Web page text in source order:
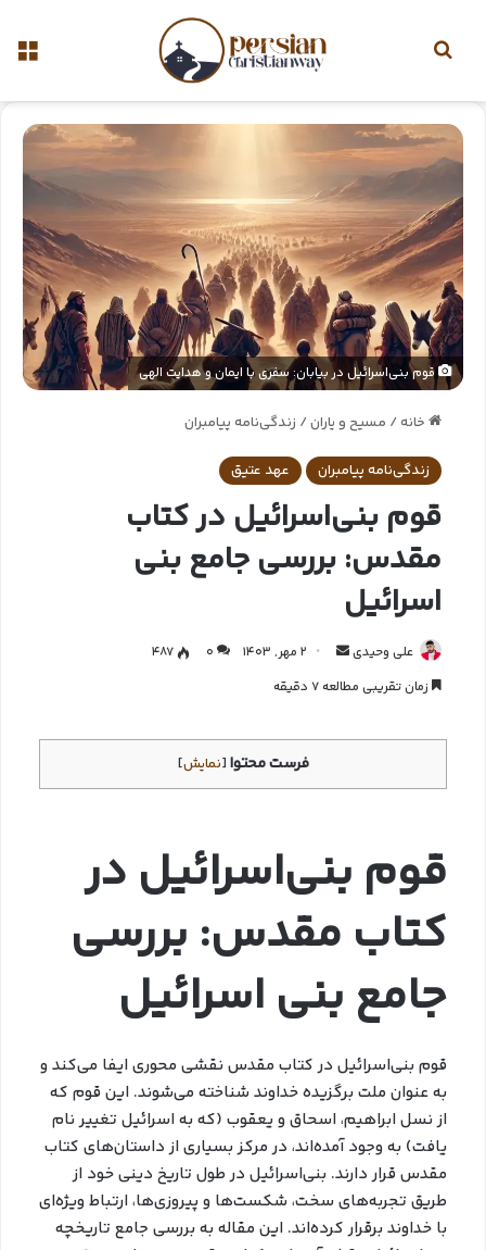
قوم بنی‌اسرائیل در بیابان: سفری با ایمان و هدایت الهی
خانه/ مسیح و یاران/ زندگی‌نامه پیامبران
زندگی‌نامه پیامبران عهد عتیق
قوم بنی‌اسرائیل در کتاب
مقدس: بررسی جامع بنی‌
اسرائیل
علی وحیدی 2 مهر, 1403 0
487
زمان تقریبی مطالعه 7 دقیقه
فرست محتوا [نمایش]
قوم بنی‌اسرائیل در
کتاب مقدس: بررسی
جامع بنی‌ اسرائیل
قوم بنی‌اسرائیل در کتاب مقدس نقشی محوری ایفا می‌کند و
به عنوان ملت برگزیده خداوند شناخته می‌شوند. این قوم که
از نسل ابراهیم، اسحاق و یعقوب (که به اسرائیل تغییر نام
یافت) به وجود آمده‌اند، در مرکز بسیاری از داستان‌های کتاب
مقدس قرار دارند. بنی‌اسرائیل در طول تاریخ دینی خود از
طریق تجربه‌های سخت، شکست‌ها و پیروزی‌ها، ارتباط ویژه‌ای
با خداوند برقرار کرده‌اند. این مقاله به بررسی جامع تاریخچه